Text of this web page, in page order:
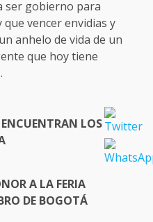
ser gobierno para
vencer envidias y
anhelo de vida de un
que hoy tiene
ENCUENTRAN LOS
A LA FERIA
DE BOGOTÁ